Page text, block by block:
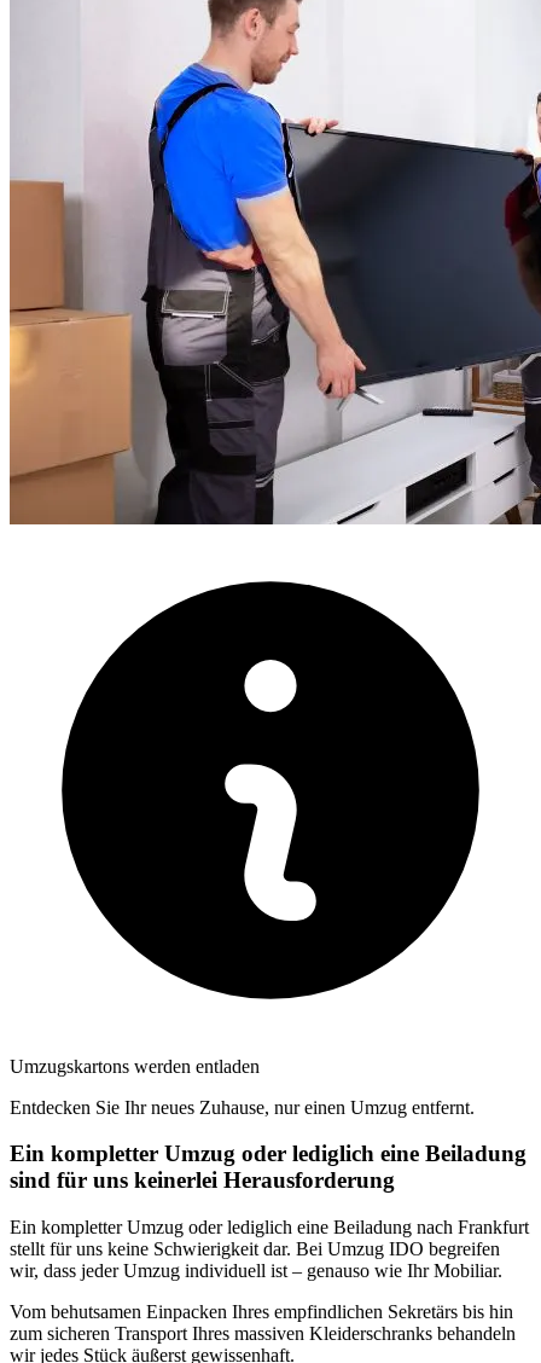
Umzugskartons werden entladen
Entdecken Sie Ihr neues Zuhause, nur einen Umzug entfernt.
Ein kompletter Umzug oder lediglich eine Beiladung
sind für uns keinerlei Herausforderung
Ein kompletter Umzug oder lediglich eine Beiladung nach Frankfurt
stellt für uns keine Schwierigkeit dar. Bei Umzug IDO begreifen
wir, dass jeder Umzug individuell ist – genauso wie Ihr Mobiliar.
Vom behutsamen Einpacken Ihres empfindlichen Sekretärs bis hin
zum sicheren Transport Ihres massiven Kleiderschranks behandeln
wir jedes Stück äußerst gewissenhaft.